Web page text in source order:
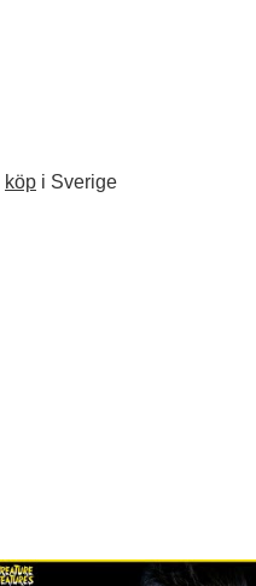
köp i Sverige